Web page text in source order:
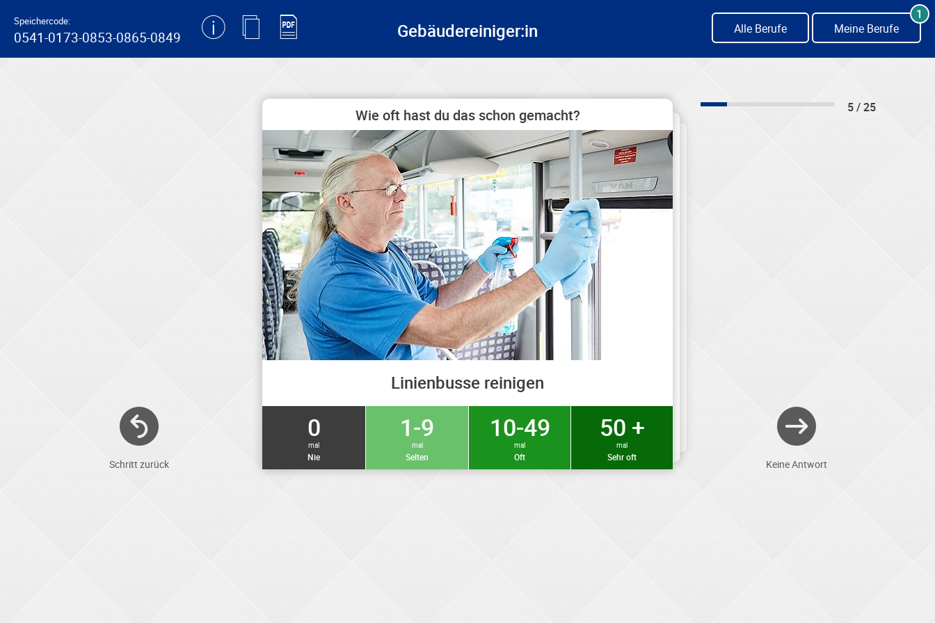
Speichercode:
0541-0173-0853-0865-0849 Gebäudereiniger:in Alle Berufe Meine Berufe
1
Schritt zurück
Wie oft hast du das schon gemacht?
Linienbusse reinigen
0
mal
Nie
1-9
mal
Selten
10-49
mal
Oft
50 +
mal
Sehr oft
5 / 25
Keine Antwort